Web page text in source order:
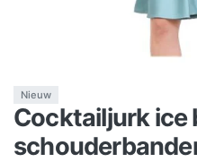
Nieuw
Cocktailjurk ice